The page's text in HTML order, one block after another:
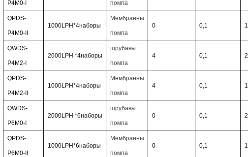
P4M0-I помпа
QPDS-
P4M0-II
1000LPH*4наборы
Мембранны
помпа
0 0,1
QWDS-
P4M2-I
2000LPH *4наборы
шрубавы
помпа
4 0,1
QPDS-
P4M2-II
1000LPH*4наборы
Мембранны
помпа
4 0,1
QWDS-
P6M0-I
2000LPH *6наборы
шрубавы
помпа
0 0,1
QPDS-
P6M0-II
1000LPH*6наборы
Мембранны
помпа
0 0,1